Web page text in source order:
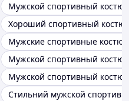
Мужской спортивный
Хороший спортивный
Мужские спортивные
Мужской спортивный
Мужской спортивный
Стильний мужской